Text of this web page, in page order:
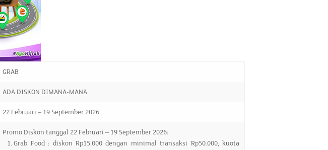
GRAB
ADA DISKON DIMANA-MANA
22 Februari – 19 September 2026
Promo Diskon tanggal 22 Februari – 19 September 2026:
Grab Food : diskon Rp15.000 dengan minimal transaksi Rp50.000, kuota